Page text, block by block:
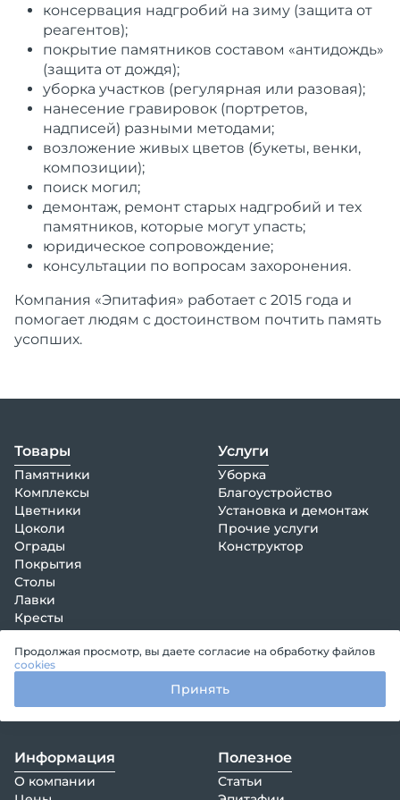
консервация надгробий на зиму (защита от
реагентов);
покрытие памятников составом «антидождь»
(защита от дождя);
уборка участков (регулярная или разовая);
нанесение гравировок (портретов,
надписей) разными методами;
возложение живых цветов (букеты, венки,
композиции);
поиск могил;
демонтаж, ремонт старых надгробий и тех
памятников, которые могут упасть;
юридическое сопровождение;
консультации по вопросам захоронения.
Компания «Эпитафия» работает с 2015 года и
помогает людям с достоинством почтить память
усопших.
Товары
Памятники
Комплексы
Цветники
Цоколи
Ограды
Покрытия
Столы
Лавки
Кресты
Венки, композиции
Декорации
Оформление памятника
Гравировка на памятник
Услуги
Уборка
Благоустройство
Установка и демонтаж
Прочие услуги
Конструктор
Информация
О компании
Полезное
Статьи
Продолжая просмотр, вы даете согласие на обработку файлов
cookies
Принять